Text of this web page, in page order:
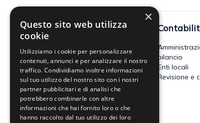
Fisco
Accertamento, riscossione e
contenzioso
Imposte dirette
Altre imposte indirette e altri
tributi
Tributi locali
IVA
bilancio
Enti locali
Revisione e
×
Questo sito web utilizza
cookie
Utilizziamo i cookie per personalizzare
contenuti, annunci e per analizzare il nostro
traffico. Condividiamo inoltre informazioni
sul tuo utilizzo del nostro sito con i nostri
partner pubblicitari e di analisi che
potrebbero combinarle con altre
informazioni che hai fornito loro o che
hanno raccolto dal tuo utilizzo dei loro